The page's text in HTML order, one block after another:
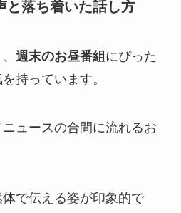
落ち着いた話し方
週末のお昼番組 にぴった
持っています。
ュースの合間に流れるお
で伝える姿が印象的で